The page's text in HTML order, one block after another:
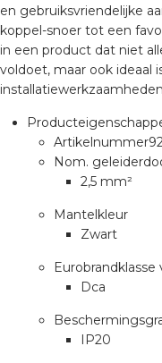
en gebruiksvriendelijke
koppel-snoer tot een
in een product dat niet
voldoet, maar ook ideaal
Artikelnummer
Nom.
2,5 mm²
Mantelkleur
Zwart
Eurobrandklasse
Dca
IP20
Academy